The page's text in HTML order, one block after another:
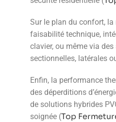
Sur le plan du confort,
faisabilité technique,
clavier, ou même via
sectionnelles, latérales
Enfin, la performance
des déperditions
de solutions hybrides
soignée (Top